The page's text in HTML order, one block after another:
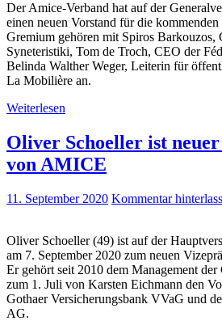
Der Amice-Verband hat auf der
einen neuen Vorstand für die
Gremium gehören mit Spiros
Syneteristiki, Tom de Troch, CEO der
Belinda Walther Weger, Leiterin für
La Mobilière an.
Weiterlesen
Oliver Schoeller ist
von AMICE
11. September 2020 Kommentar
Oliver Schoeller (49) ist auf der
am 7. September 2020 zum neuen
Er gehört seit 2010 dem Management
zum 1. Juli von Karsten Eichmann den
Gothaer Versicherungsbank VVaG und
AG.